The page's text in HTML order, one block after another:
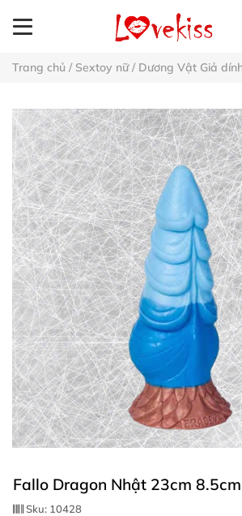
Trang chủ / Sextoy nữ/ Dương Vật Giả
Fallo Dragon Nhật 23cm
Sku: 10428